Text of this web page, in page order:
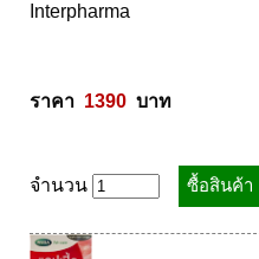
Interpharma
ราคา 1390
  บาท
จำนวน